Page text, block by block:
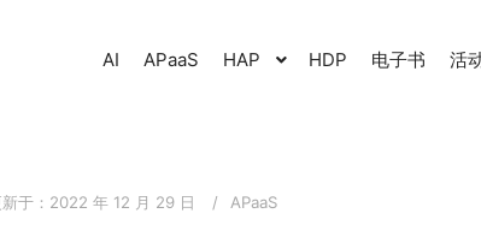
AI APaaS HAP HDP 电子书 活
于： 2022 年 12 月 29 日 APaaS